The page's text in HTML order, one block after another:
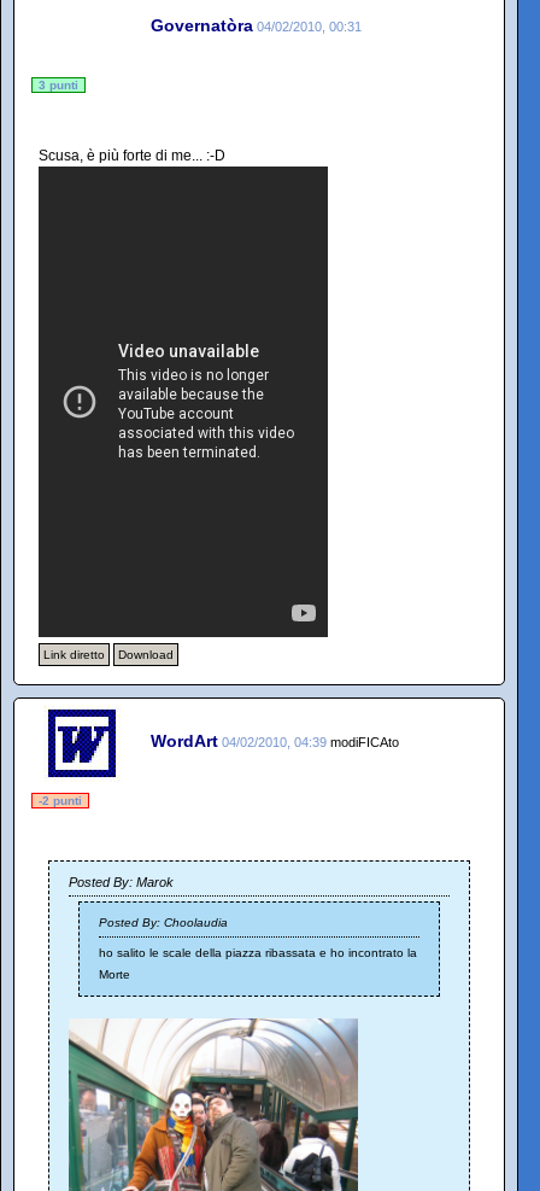
Governatòra 04/02/2010, 00:31
3 punti
Scusa, è più forte di me... :-D
Link diretto Download
WordArt 04/02/2010, 04:39 modiFICAto
-2 punti
Posted By: Marok
Posted By: Choolaudia
ho salito le scale della piazza ribassata e ho incontrato la
Morte